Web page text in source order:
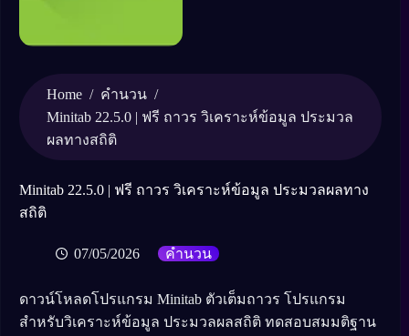
Home / คำนวน /
Minitab 22.5.0 | ฟรี ถาวร วิเคราะห์ข้อมูล ประมวล
ผลทางสถิติ
Minitab 22.5.0 | ฟรี ถาวร วิเคราะห์ข้อมูล ประมวลผลทาง
สถิติ
07/05/2026 คำนวน
ดาวน์โหลดโปรแกรม Minitab ตัวเต็มถาวร โปรแกรม
สำหรับวิเคราะห์ข้อมูล ประมวลผลสถิติ ทดสอบสมมติฐาน